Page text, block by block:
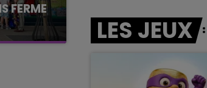
FERME
ville
LES JEUX